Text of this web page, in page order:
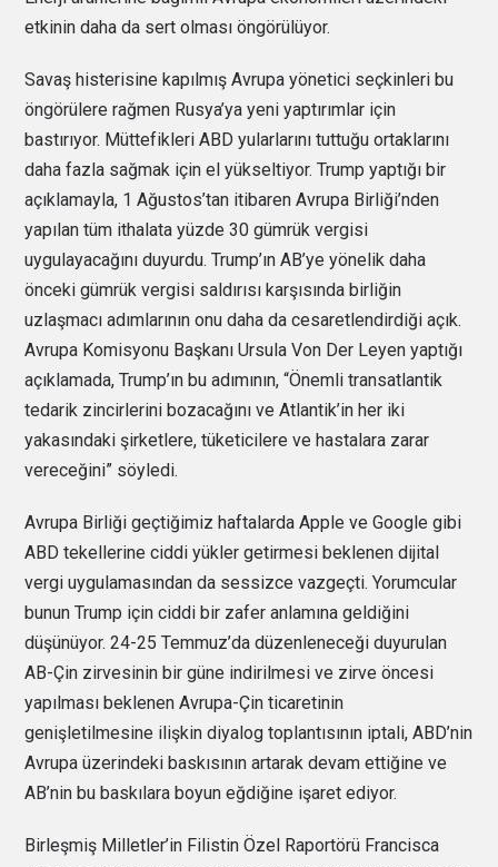
etkinin daha da sert olması öngörülüyor.
Savaş histerisine kapılmış Avrupa yönetici seçkinleri bu
öngörülere rağmen Rusya’ya yeni yaptırımlar için
bastırıyor. Müttefikleri ABD yularlarını tuttuğu ortaklarını
daha fazla sağmak için el yükseltiyor. Trump yaptığı bir
açıklamayla, 1 Ağustos’tan itibaren Avrupa Birliği’nden
yapılan tüm ithalata yüzde 30 gümrük vergisi
uygulayacağını duyurdu. Trump’ın AB’ye yönelik daha
önceki gümrük vergisi saldırısı karşısında birliğin
uzlaşmacı adımlarının onu daha da cesaretlendirdiği açık.
Avrupa Komisyonu Başkanı Ursula Von Der Leyen yaptığı
açıklamada, Trump’ın bu adımının, “Önemli transatlantik
tedarik zincirlerini bozacağını ve Atlantik’in her iki
yakasındaki şirketlere, tüketicilere ve hastalara zarar
vereceğini” söyledi.
Avrupa Birliği geçtiğimiz haftalarda Apple ve Google gibi
ABD tekellerine ciddi yükler getirmesi beklenen dijital
vergi uygulamasından da sessizce vazgeçti. Yorumcular
bunun Trump için ciddi bir zafer anlamına geldiğini
düşünüyor. 24-25 Temmuz’da düzenleneceği duyurulan
AB-Çin zirvesinin bir güne indirilmesi ve zirve öncesi
yapılması beklenen Avrupa-Çin ticaretinin
genişletilmesine ilişkin diyalog toplantısının iptali, ABD’nin
Avrupa üzerindeki baskısının artarak devam ettiğine ve
AB’nin bu baskılara boyun eğdiğine işaret ediyor.
Birleşmiş Milletler’in Filistin Özel Raportörü Francisca